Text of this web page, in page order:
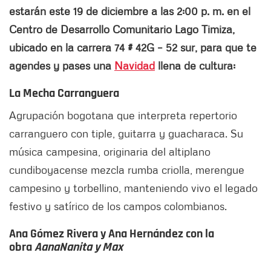
estarán este 19 de diciembre a las 2:00 p. m. en el
Centro de Desarrollo Comunitario Lago Timiza,
ubicado en la carrera 74 # 42G – 52 sur, para que te
agendes y pases una Navidad llena de cultura:
La Mecha Carranguera
Agrupación bogotana que interpreta repertorio
carranguero con tiple, guitarra y guacharaca. Su
música campesina, originaria del altiplano
cundiboyacense mezcla rumba criolla, merengue
campesino y torbellino, manteniendo vivo el legado
festivo y satírico de los campos colombianos.
Ana Gómez Rivera y Ana Hernández con la
obraAanaNanita y Max